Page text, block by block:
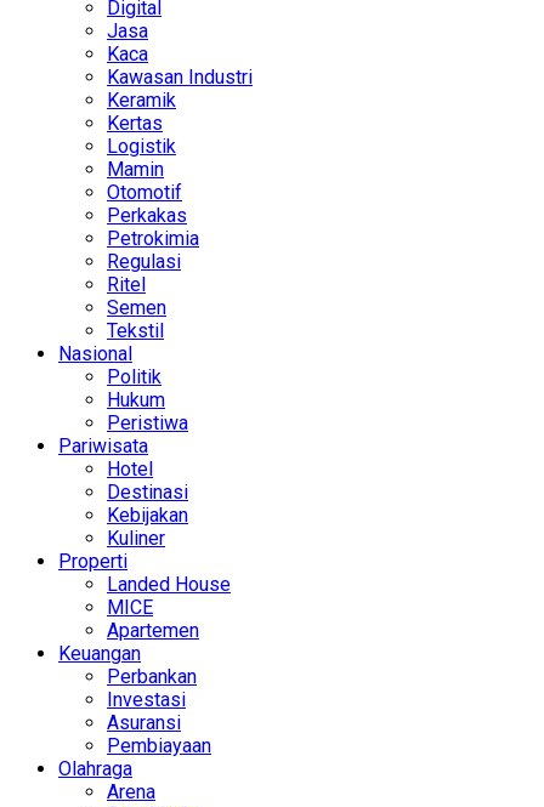
Digital
Jasa
Kaca
Kawasan Industri
Keramik
Kertas
Logistik
Mamin
Otomotif
Perkakas
Petrokimia
Regulasi
Ritel
Semen
Tekstil
Nasional
Politik
Hukum
Peristiwa
Pariwisata
Hotel
Destinasi
Kebijakan
Kuliner
Properti
Landed House
MICE
Apartemen
Keuangan
Perbankan
Investasi
Asuransi
Pembiayaan
Olahraga
Arena